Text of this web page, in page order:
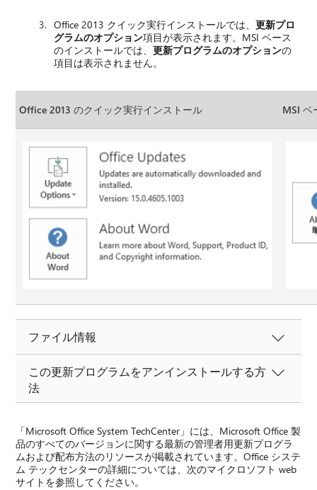
Office 2013 クイック実行インストールでは、更新プロ
グラムのオプション項目が表示されます。MSI ベース
のインストールでは、更新プログラムのオプションの
項目は表示されません。
Office 2013 のクイック実行インストール MSI ベ
ファイル情報
この更新プログラムをアンインストールする方
法
「Microsoft Office System TechCenter」には、Microsoft Office 製
品のすべてのバージョンに関する最新の管理者用更新プログラ
ムおよび配布方法のリソースが掲載されています。Office システ
ム テックセンターの詳細については、次のマイクロソフト web
サイトを参照してください。